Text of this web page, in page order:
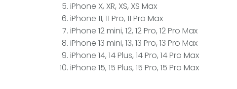
iPhone X, XR, XS, XS Max
iPhone 11, 11 Pro, 11 Pro Max
iPhone 12 mini, 12, 12 Pro, 12 Pro Max
iPhone 13 mini, 13, 13 Pro, 13 Pro Max
iPhone 14, 14 Plus, 14 Pro, 14 Pro Max
iPhone 15, 15 Plus, 15 Pro, 15 Pro Max